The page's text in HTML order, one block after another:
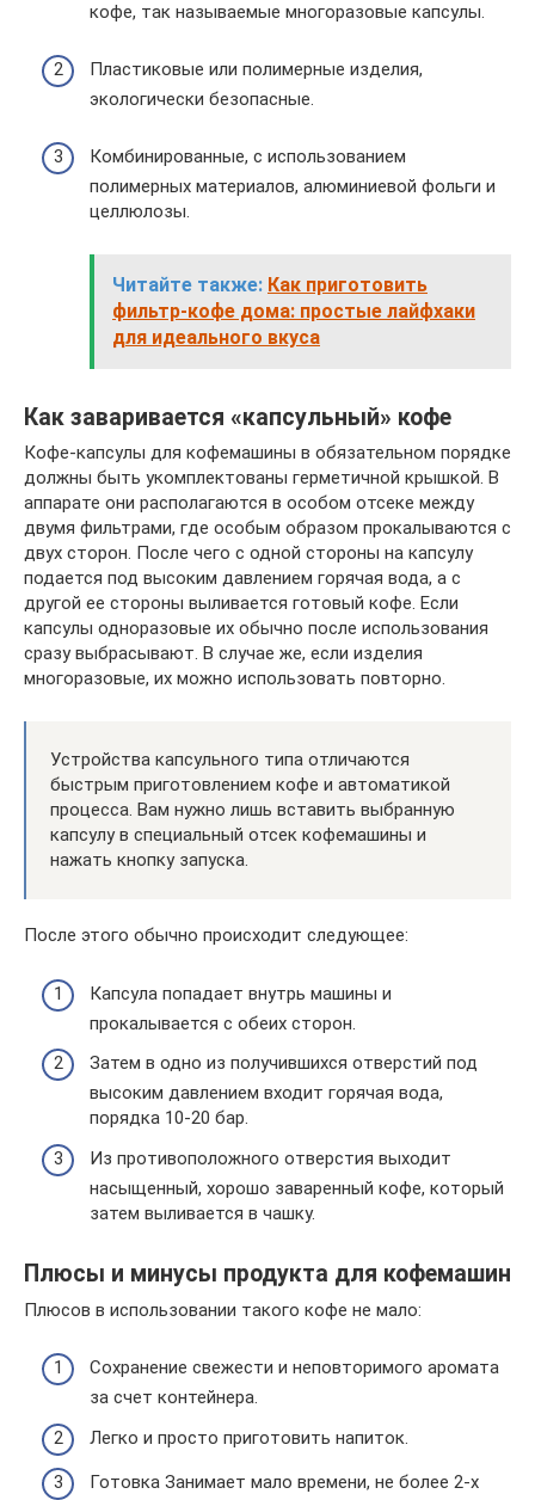
кофе, так называемые многоразовые капсулы.
Пластиковые или полимерные изделия,
экологически безопасные.
Комбинированные, с использованием
полимерных материалов, алюминиевой фольги и
целлюлозы.
Читайте также: Как приготовить
фильтр-кофе дома: простые лайфхаки
для идеального вкуса
Как заваривается «капсульный» кофе
Кофе-капсулы для кофемашины в обязательном порядке
должны быть укомплектованы герметичной крышкой. В
аппарате они располагаются в особом отсеке между
двумя фильтрами, где особым образом прокалываются с
двух сторон. После чего с одной стороны на капсулу
подается под высоким давлением горячая вода, а с
другой ее стороны выливается готовый кофе. Если
капсулы одноразовые их обычно после использования
сразу выбрасывают. В случае же, если изделия
многоразовые, их можно использовать повторно.
Устройства капсульного типа отличаются
быстрым приготовлением кофе и автоматикой
процесса. Вам нужно лишь вставить выбранную
капсулу в специальный отсек кофемашины и
нажать кнопку запуска.
После этого обычно происходит следующее:
Капсула попадает внутрь машины и
прокалывается с обеих сторон.
Затем в одно из получившихся отверстий под
высоким давлением входит горячая вода,
порядка 10-20 бар.
Из противоположного отверстия выходит
насыщенный, хорошо заваренный кофе, который
затем выливается в чашку.
Плюсы и минусы продукта для кофемашин
Плюсов в использовании такого кофе не мало:
Сохранение свежести и неповторимого аромата
за счет контейнера.
Легко и просто приготовить напиток.
Готовка Занимает мало времени, не более 2-х